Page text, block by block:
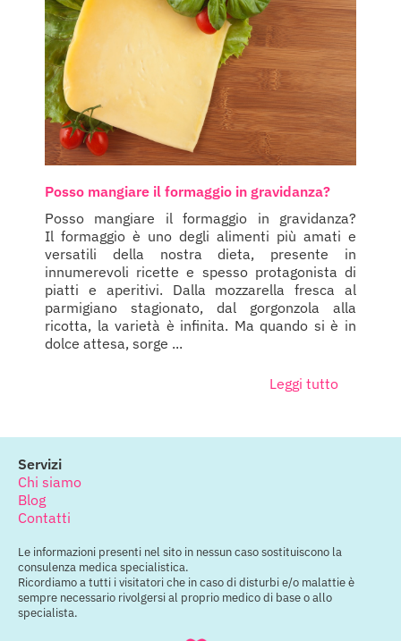
Posso mangiare il formaggio in gravidanza?
Posso mangiare il formaggio in gravidanza?
Il formaggio è uno degli alimenti più amati e
versatili della nostra dieta, presente in
innumerevoli ricette e spesso protagonista di
piatti e aperitivi. Dalla mozzarella fresca al
parmigiano stagionato, dal gorgonzola alla
ricotta, la varietà è infinita. Ma quando si è in
dolce attesa, sorge ...
Leggi tutto
Servizi
Chi siamo
Blog
Contatti
Le informazioni presenti nel sito in nessun caso sostituiscono la
consulenza medica specialistica.
Ricordiamo a tutti i visitatori che in caso di disturbi e/o malattie è
sempre necessario rivolgersi al proprio medico di base o allo
specialista.